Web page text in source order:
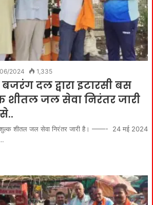
2024 1,335
बजरंग दल द्वारा इटारसी बस
शीतल जल सेवा निरंतर जारी
शीतल जल सेवा निरंतर जारी है। ——- 24 मई 2024